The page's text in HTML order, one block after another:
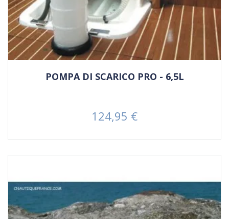
POMPA DI SCARICO PRO - 6,5L
Prezzo
124,95 €